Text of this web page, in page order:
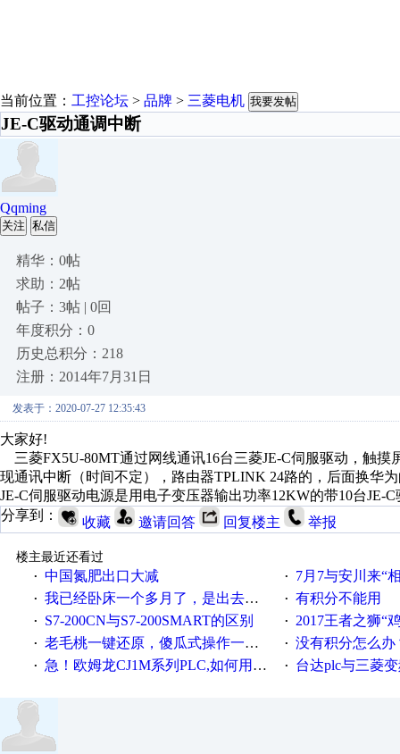
当前位置： 工控论坛 > 品牌 > 三菱电机 我要发帖
JE-C驱动通调中断
Qqming
关注 私信
精华：0帖
求助：2帖
帖子：3帖 | 0回
年度积分：0
历史总积分：218
注册：2014年7月31日
发表于：2020-07-27 12:35:43
大家好!
三菱FX5U-80MT通过网线通讯16台三菱JE-C伺服驱动，触摸
现通讯中断（时间不定），路由器TPLINK 24路的，后面换华
JE-C伺服驱动电源是用电子变压器输出功率12KW的带10台JE-C
分享到：
收藏 邀请回答 回复楼主 举报
楼主最近还看过
· 中国氮肥出口大减 · 7月7与安川来“
· 我已经卧床一个多月了，是出去安装机械手在高速遭遇车祸所致:大家工作都要特别注意啊 · 有积分不能用
· S7-200CN与S7-200SMART的区别 · 2017王者之狮“鸡”情签到
· 老毛桃一键还原，傻瓜式操作一键轻松备份还原；程序为向导式安装，一键即可实现自动备份或还原系统。 · 没有积分怎么办
· 急！欧姆龙CJ1M系列PLC,如何用时间控制变频器。要求时间在组态王中可以自由输入！拜托各位大神了！ · 台达plc与三菱